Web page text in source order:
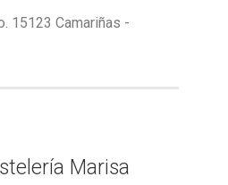
15123 Camariñas -
Marisa